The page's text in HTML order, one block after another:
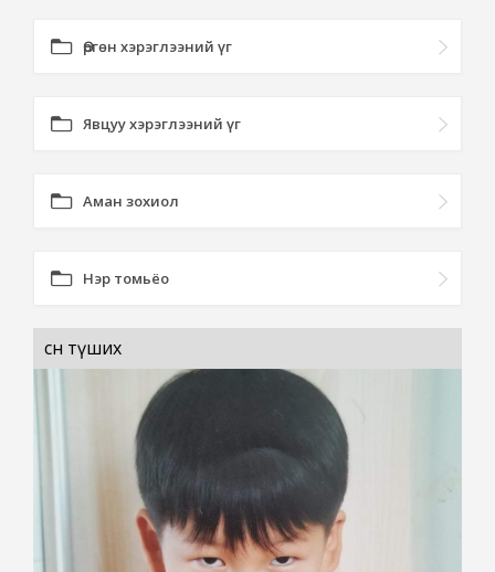
Өргөн хэрэглээний үг
Явцуу хэрэглээний үг
Аман зохиол
Нэр томьёо
сөн түших